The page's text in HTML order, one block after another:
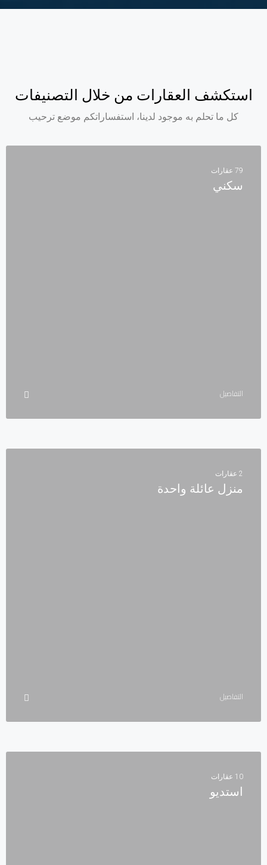
استكشف العقارات من خلال التصنيفات
كل ما تحلم به موجود لدينا، استفساراتكم موضع ترحيب
79 عقارات
سكني
التفاصيل
منزل عائلة واحدة
التفاصيل
10 عقارات
استديو